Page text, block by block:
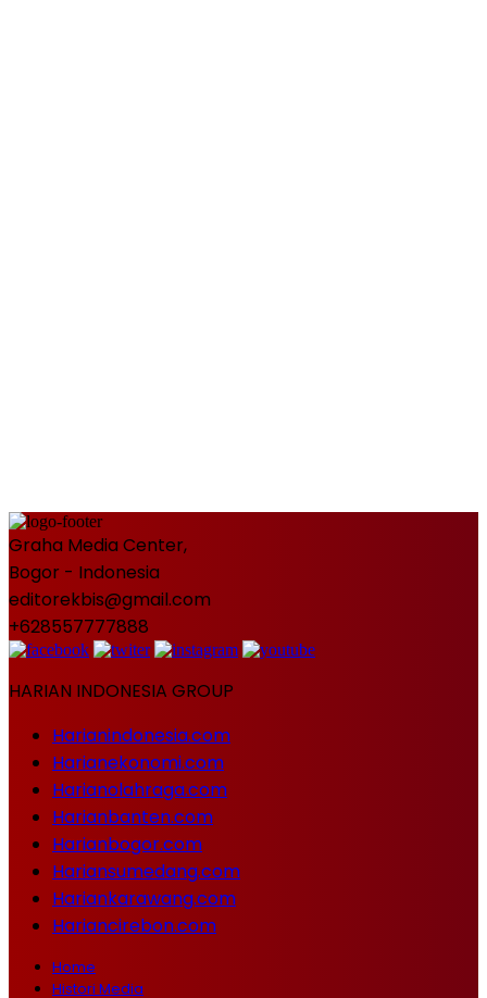
Graha Media Center,
Bogor - Indonesia
editorekbis@gmail.com
+628557777888
HARIAN INDONESIA GROUP
Harianindonesia.com
Harianekonomi.com
Harianolahraga.com
Harianbanten.com
Harianbogor.com
Hariansumedang.com
Hariankarawang.com
Hariancirebon.com
Home
Histori Media